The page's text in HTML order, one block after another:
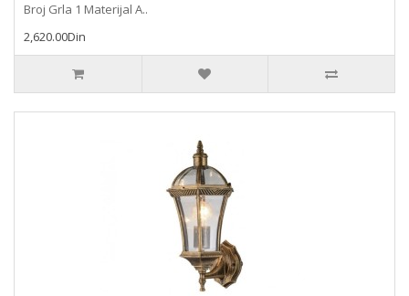
Broj Grla 1 Materijal A..
2,620.00Din